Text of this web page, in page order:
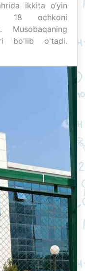
ikkita o‘yin
18 ochkoni
Musobaqaning
bo'lib o'tadi.